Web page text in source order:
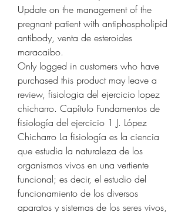
Update on the management of the
pregnant patient with antiphospholipid
antibody, venta de esteroides
maracaibo.
Only logged in customers who have
purchased this product may leave a
review, fisiologia del ejercicio lopez
chicharro. Capítulo Fundamentos de
fisiología del ejercicio 1 J. López
Chicharro La fisiología es la ciencia
que estudia la naturaleza de los
organismos vivos en una vertiente
funcional; es decir, el estudio del
funcionamiento de los diversos
aparatos y sistemas de los seres vivos,